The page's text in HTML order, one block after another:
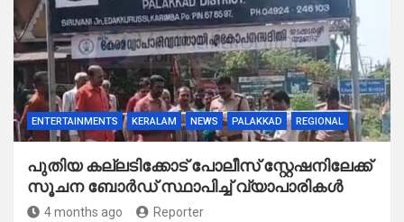
ENTERTAINMENTS KERALAM NEWS PALAKKAD REGIONAL
പുതിയ കല്ലടിക്കോട് പോലീസ് സ്റ്റേഷനിലേക്ക്
സൂചന ബോർഡ് സ്ഥാപിച്ച് വ്യാപാരികൾ
4 months ago Reporter